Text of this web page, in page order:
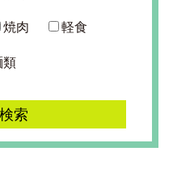
焼肉 軽食
類
索